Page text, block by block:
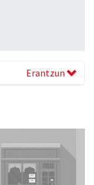
Erantzun